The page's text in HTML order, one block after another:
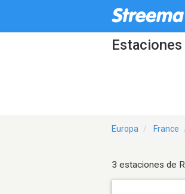
Estaciones
Europa France
3 estaciones de